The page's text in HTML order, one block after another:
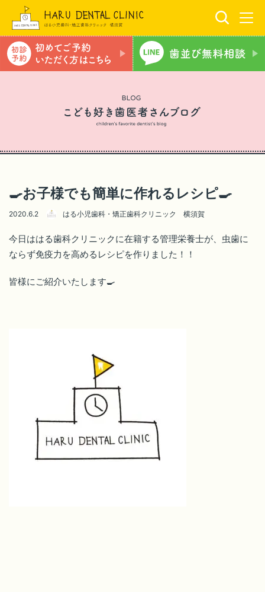
🍳お子様でも簡単に作れるレシピ🍳
2020.6.2 はる小児歯科・矯正歯科クリニック 横須賀
今日ははる歯科クリニックに在籍する管理栄養士が、虫歯に
ならず免疫力を高めるレシピを作りました！！
皆様にご紹介いたします🍳